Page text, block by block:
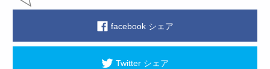
facebook シェア
Twitter シェア